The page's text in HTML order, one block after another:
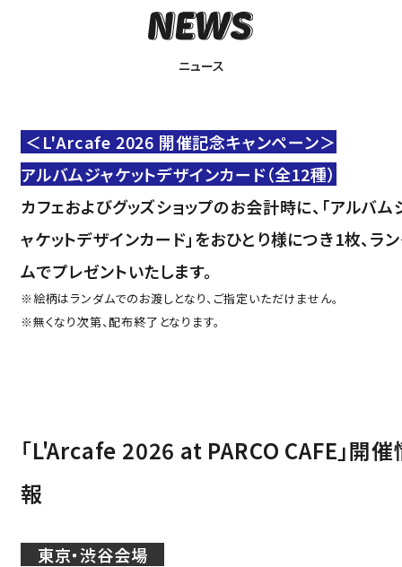
ACCESS
Language
ニュース
＜L'Arcafe 2026 開催記念キャンペーン＞
アルバムジャケットデザインカード（全12種）
カフェおよびグッズショップのお会計時に、「アルバム
ャケットデザインカード」をおひとり様につき1枚、ラ
ムでプレゼントいたします。
※絵柄はランダムでのお渡しとなり、ご指定いただけません。
※無くなり次第、配布終了となります。
「L'Arcafe 2026 at PARCO CAFE」開催
報
東京・渋谷会場